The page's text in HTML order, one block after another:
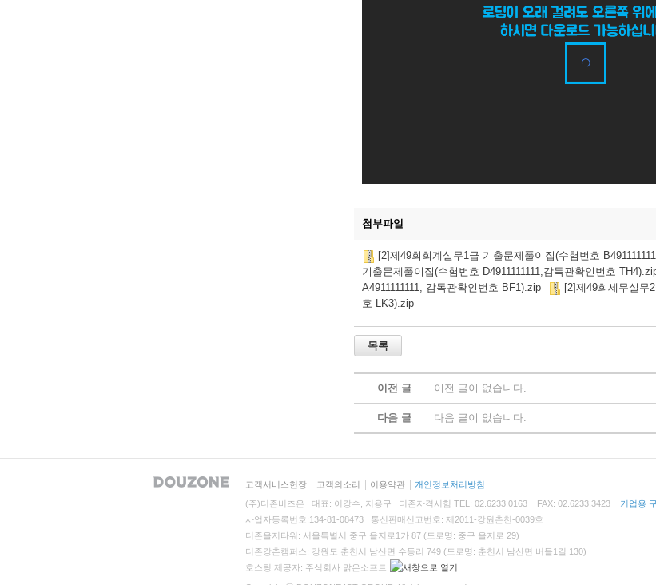
첨부파일
[2]제49회회계실무1급 기출문제풀이집(수험번호
기출문제풀이집(수험번호 D4911111111,감독관확인번호
A4911111111, 감독관확인번호 BF1).zip
[2]제49회세무실무
호 LK3).zip
이전 글 이전 글이 없습니다.
다음 글 다음 글이 없습니다.
고객서비스헌장 고객의소리 이용약관
개인정보처리방침
(주)더존비즈온 대표: 이강수, 지용구 더존자격시험 TEL: 02.6233.0163 FAX: 02.6233.3423 기업용
사업자등록번호:134-81-08473 통신판매신고번호: 제2011-강원춘천-0039호
더존을지타워: 서울특별시 중구 을지로1가 87 (도로명: 중구 을지로 29)
더존강촌캠퍼스: 강원도 춘천시 남산면 수동리 749 (도로명: 춘천시 남산면 버들1길 130)
호스팅 제공자: 주식회사 맑은소프트